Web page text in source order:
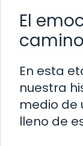
El
En esta
nuestra
medio de
lleno de